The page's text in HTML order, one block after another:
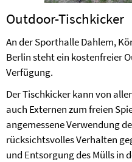
Outdoor-Tischkicker
An der Sporthalle Dahlem,
Berlin steht ein kostenfreier
Verfügung.
Der Tischkicker kann von
auch Externen zum freien
angemessene Verwendung
rücksichtsvolles Verhalten
und Entsorgung des Mülls in